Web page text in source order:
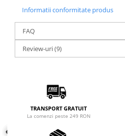
Brățări din Argint cu șnur reglabil
BRĂȚĂRI CU PIETRE SEMIPREȚIOASE
Brățări din Aur cu pietre
semiprețioase
Brățări din Argint cu pietre
semiprețioase
BRĂȚĂRI DE PICIOR
Brățări de picior din Aur
Brățări de picior din Argint
Informatii conformitate produs
FAQ
Review-uri(9)
TRANSPORT GRATUIT
La comenzi peste 249 RON